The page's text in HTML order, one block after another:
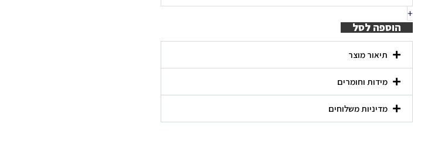
מכסה
עץ
1200
מ״ל
+
הוספה לסל
תיאור מוצר
מידות וחומרים
מדיניות משלוחים